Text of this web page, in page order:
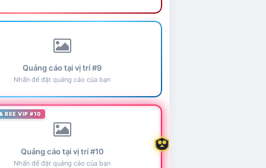
Quảng cáo tại vị trí #9
Nhấn để đặt quảng cáo của bạn
BEE VIP #10
Quảng cáo tại vị trí #10
Nhấn để đặt quảng cáo của bạn